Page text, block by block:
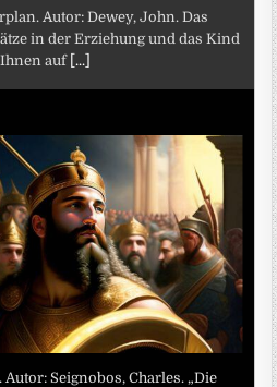
Autor: Dewey, John. Das
in der Erziehung und das Kind
auf [...]
Seignobos, Charles. „Die